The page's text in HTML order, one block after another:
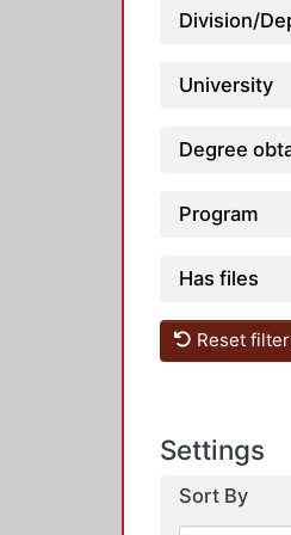
Division/
University
Degree
Program
Has files
Reset
Settings
Sort By